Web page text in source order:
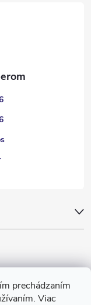
prechádzaním
Viac